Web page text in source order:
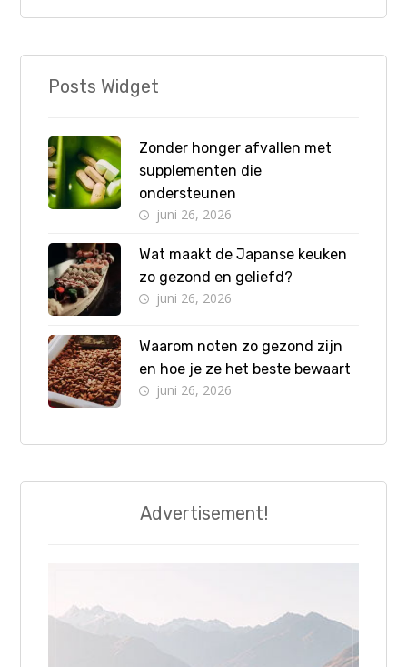
Posts Widget
Zonder honger afvallen met
supplementen die
ondersteunen
juni 26, 2026
Wat maakt de Japanse keuken
zo gezond en geliefd?
juni 26, 2026
Waarom noten zo gezond zijn
en hoe je ze het beste bewaart
juni 26, 2026
Advertisement!